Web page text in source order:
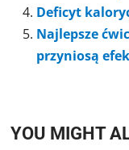
Deficyt
Najlepsze
przyniosą
YOU MIGHT